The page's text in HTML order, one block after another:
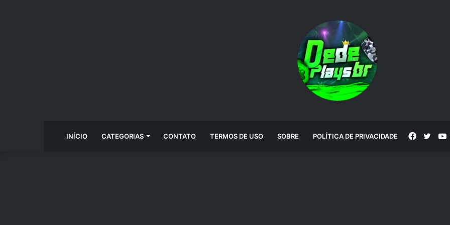
INÍCIO CATEGORIAS CONTATO TERMOS DE USO SOBRE POLÍTICA DE PRIVACIDADE Facebook